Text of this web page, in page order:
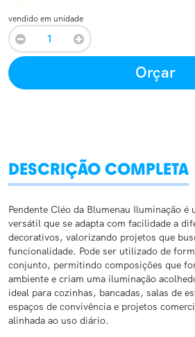
vendido em unidade
Orçar
DESCRIÇÃO COMPLETA
Pendente Cléo da Blumenau Iluminação é
versátil que se adapta com facilidade a
decorativos, valorizando projetos que
funcionalidade. Pode ser utilizado de
conjunto, permitindo composições que
ambiente e criam uma iluminação
ideal para cozinhas, bancadas, salas de
espaços de convivência e projetos
alinhada ao uso diário.